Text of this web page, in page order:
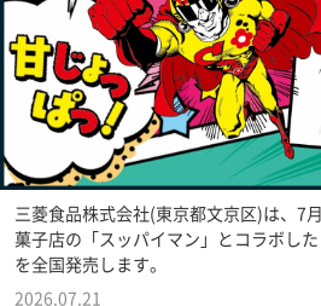
三菱食品株式会社(東京都文京区)は、7
菓子店の「スッパイマン」とコラボした
を全国発売します。
2026.07.21